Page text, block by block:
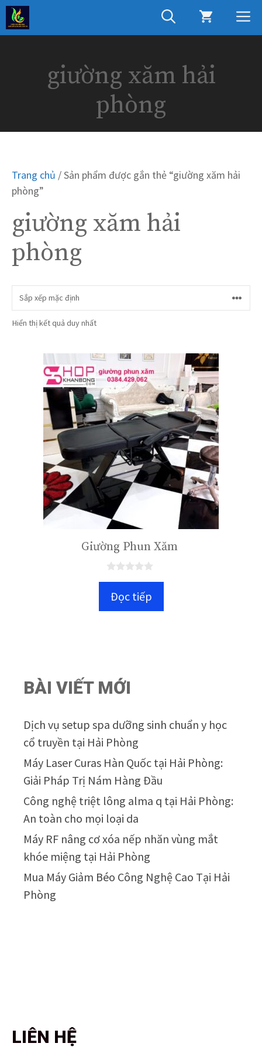
Chuyển
đến
nội
giường xăm hải
phòng
Trang chủ / Sản phẩm được gắn thẻ “giường xăm hải
phòng”
giường xăm hải
phòng
Hiển thị kết quả duy nhất
Giường Phun Xăm
gĐọc tiếp
BÀI VIẾT MỚI
Dịch vụ setup spa dưỡng sinh chuẩn y học
cổ truyền tại Hải Phòng
Máy Laser Curas Hàn Quốc tại Hải Phòng:
Giải Pháp Trị Nám Hàng Đầu
Công nghệ triệt lông alma q tại Hải Phòng:
An toàn cho mọi loại da
Máy RF nâng cơ xóa nếp nhăn vùng mắt
khóe miệng tại Hải Phòng
Mua Máy Giảm Béo Công Nghệ Cao Tại Hải
Phòng
LIÊN HỆ